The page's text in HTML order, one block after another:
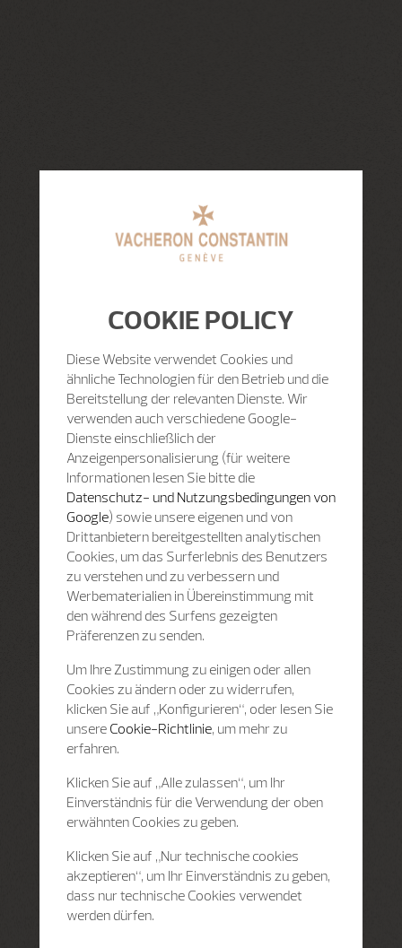
COOKIE POLICY
Diese Website verwendet Cookies und
ähnliche Technologien für den Betrieb und die
Bereitstellung der relevanten Dienste. Wir
verwenden auch verschiedene Google-
Dienste einschließlich der
Anzeigenpersonalisierung (für weitere
Informationen lesen Sie bitte die
Datenschutz- und Nutzungsbedingungen von
Google) sowie unsere eigenen und von
Drittanbietern bereitgestellten analytischen
Cookies, um das Surferlebnis des Benutzers
zu verstehen und zu verbessern und
Werbematerialien in Übereinstimmung mit
den während des Surfens gezeigten
Präferenzen zu senden.
Um Ihre Zustimmung zu einigen oder allen
Cookies zu ändern oder zu widerrufen,
klicken Sie auf „Konfigurieren“, oder lesen Sie
unsere Cookie-Richtlinie, um mehr zu
erfahren.
Klicken Sie auf „Alle zulassen“, um Ihr
Einverständnis für die Verwendung der oben
erwähnten Cookies zu geben.
Klicken Sie auf „Nur technische cookies
akzeptieren“, um Ihr Einverständnis zu geben,
dass nur technische Cookies verwendet
werden dürfen.